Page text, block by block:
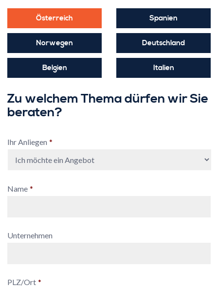
Österreich Spanien
Norwegen Deutschland
Belgien Italien
Zu welchem Thema dürfen wir Sie
beraten?
Ihr Anliegen *
Name *
Unternehmen
PLZ/Ort *